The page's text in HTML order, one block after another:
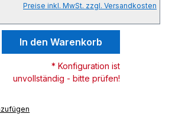
Preise inkl. MwSt. zzgl. Versandkosten
Gib den
In den Warenkorb
* Konfiguration ist
unvollständig - bitte prüfen!